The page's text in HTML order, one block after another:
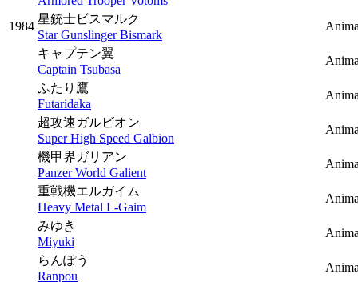
1984
星銃士ビスマルク
Star Gunslinger Bismark
キャプテン翼
Captain Tsubasa
ふたり鷹
Futaridaka
超攻速ガルビオン
Super High Speed Galbion
機甲界ガリアン
Panzer World Galient
重戦機エルガイム
Heavy Metal L-Gaim
みゆき
Miyuki
らんぽう
Ranpou